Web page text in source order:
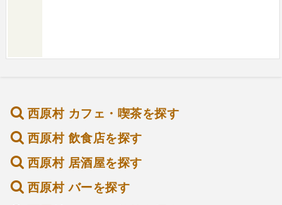
西原村 カフェ・喫茶を探す
西原村 飲食店を探す
西原村 居酒屋を探す
西原村 バーを探す